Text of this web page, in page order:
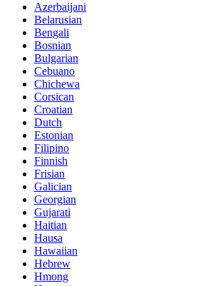
Azerbaijani
Belarusian
Bengali
Bosnian
Bulgarian
Cebuano
Chichewa
Corsican
Croatian
Dutch
Estonian
Filipino
Finnish
Frisian
Galician
Georgian
Gujarati
Haitian
Hausa
Hawaiian
Hebrew
Hmong